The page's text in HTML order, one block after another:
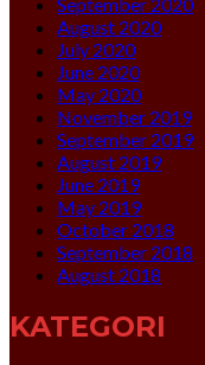
August 2020
July 2020
June 2020
May 2020
November 2019
September 2019
August 2019
June 2019
May 2019
October 2018
September 2018
August 2018
KATEGORI